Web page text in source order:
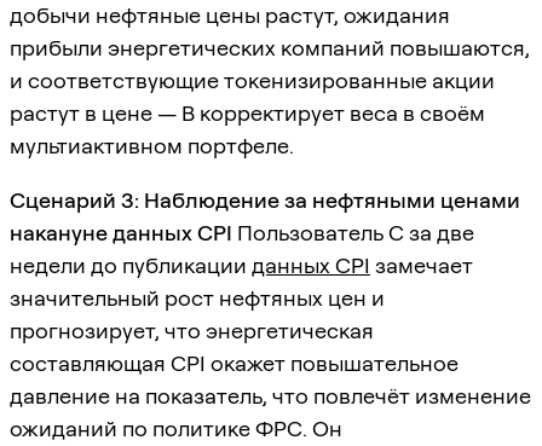
добычи нефтяные цены растут, ожидания
прибыли энергетических компаний повышаются,
и соответствующие токенизированные акции
растут в цене — B корректирует веса в своём
мультиактивном портфеле.
Сценарий 3: Наблюдение за нефтяными ценами
накануне данных CPI Пользователь C за две
недели до публикации данных CPI замечает
значительный рост нефтяных цен и
прогнозирует, что энергетическая
составляющая CPI окажет повышательное
давление на показатель, что повлечёт изменение
ожиданий по политике ФРС. Он